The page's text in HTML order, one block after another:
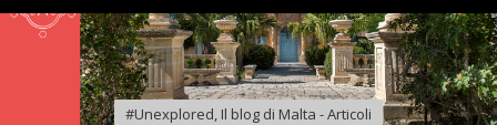
#Unexplored, Il blog di Malta - Articoli